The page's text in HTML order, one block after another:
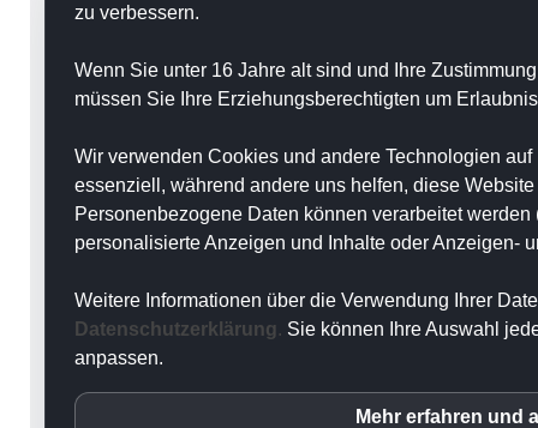
zu verbessern.
Wenn Sie unter 16 Jahre alt sind und Ihre
müssen Sie Ihre Erziehungsberechtigten um
Wir verwenden Cookies und andere Technologien
essenziell, während andere uns helfen, diese
Personenbezogene Daten können verarbeitet werden
personalisierte Anzeigen und Inhalte oder Anzeigen-
Weitere Informationen über die Verwendung Ihrer
Datenschutzerklärung. Sie können Ihre Auswahl
anpassen.
Mehr erfahren und